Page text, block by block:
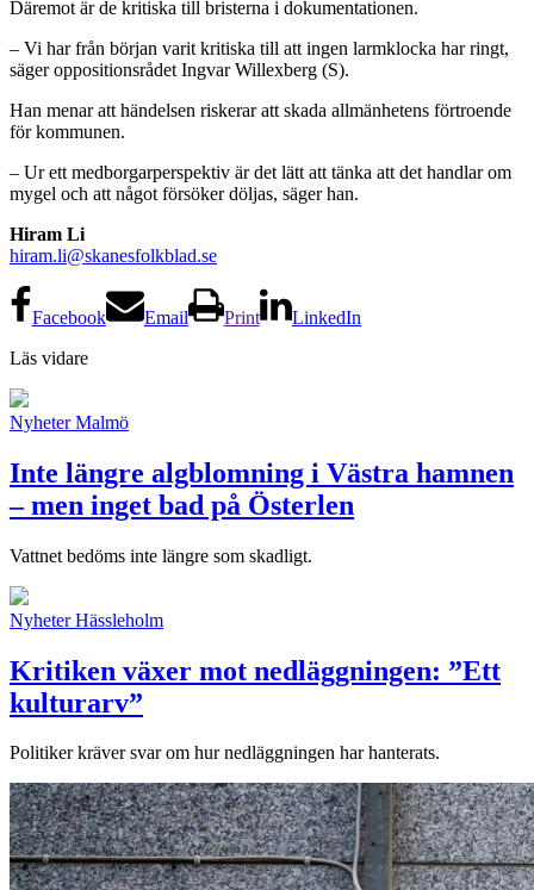
Däremot är de kritiska till bristerna i dokumentationen.
– Vi har från början varit kritiska till att ingen larmklocka har ringt,
säger oppositionsrådet Ingvar Willexberg (S).
Han menar att händelsen riskerar att skada allmänhetens förtroende
för kommunen.
– Ur ett medborgarperspektiv är det lätt att tänka att det handlar om
mygel och att något försöker döljas, säger han.
Hiram Li
hiram.li@skanesfolkblad.se
Facebook Email Print
LinkedIn
Läs vidare
Nyheter Malmö
Inte längre algblomning i Västra hamnen
– men inget bad på Österlen
Vattnet bedöms inte längre som skadligt.
Nyheter Hässleholm
Kritiken växer mot nedläggningen: ”Ett
kulturarv”
Politiker kräver svar om hur nedläggningen har hanterats.